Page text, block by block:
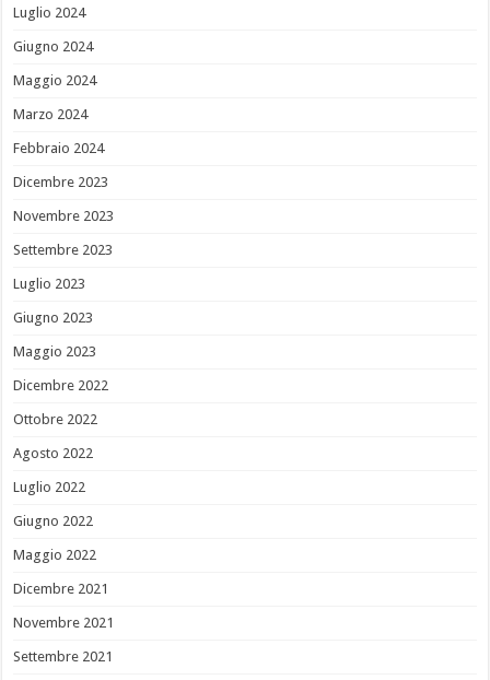
Luglio 2024
Giugno 2024
Maggio 2024
Marzo 2024
Febbraio 2024
Dicembre 2023
Novembre 2023
Settembre 2023
Luglio 2023
Giugno 2023
Maggio 2023
Dicembre 2022
Ottobre 2022
Agosto 2022
Luglio 2022
Giugno 2022
Maggio 2022
Dicembre 2021
Novembre 2021
Settembre 2021